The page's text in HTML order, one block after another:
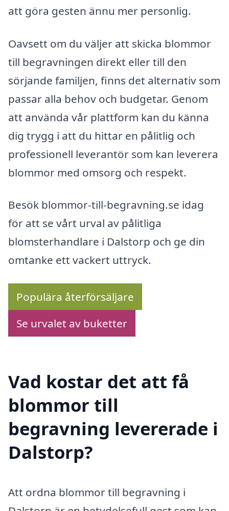
att göra gesten ännu mer personlig.
Oavsett om du väljer att skicka blommor
till begravningen direkt eller till den
sörjande familjen, finns det alternativ som
passar alla behov och budgetar. Genom
att använda vår plattform kan du känna
dig trygg i att du hittar en pålitlig och
professionell leverantör som kan leverera
blommor med omsorg och respekt.
Besök blommor-till-begravning.se idag
för att se vårt urval av pålitliga
blomsterhandlare i Dalstorp och ge din
omtanke ett vackert uttryck.
Populära återförsäljare
Se urvalet av buketter
Vad kostar det att få
blommor till
begravning levererade i
Dalstorp?
Att ordna blommor till begravning i